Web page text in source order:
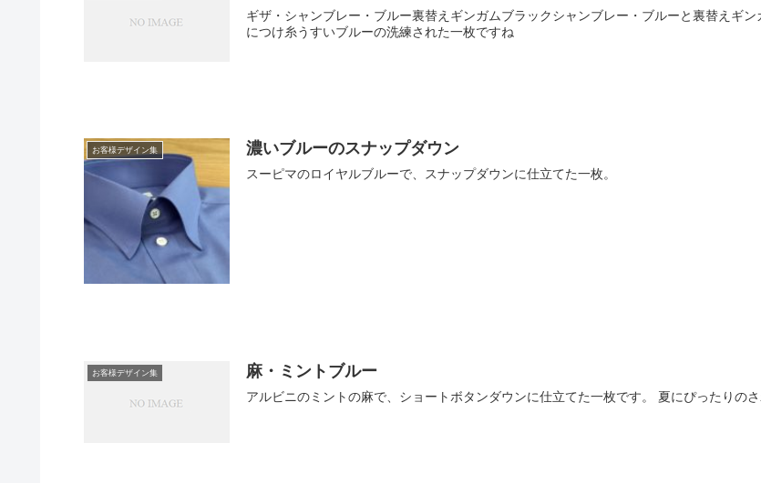
ギザ・シャンブレー・ブルー裏替えギンガムブラックシャンブレー・ブルーと裏替えギ
につけ糸うすいブルーの洗練された一枚ですね
お客様デザイン集 濃いブルーのスナップダウン
スーピマのロイヤルブルーで、スナップダウンに仕立てた一枚。
お客様デザイン集 麻・ミントブルー
アルビニのミントの麻で、ショートボタンダウンに仕立てた一枚です。 夏にぴったりのさ